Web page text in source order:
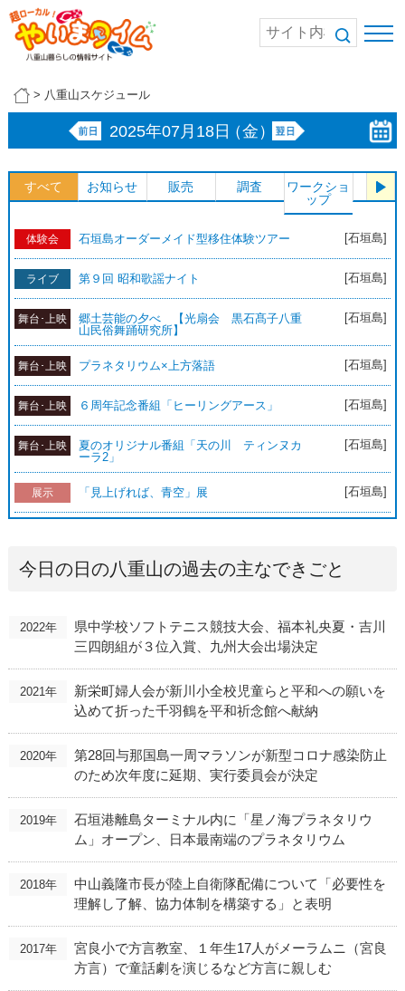
> 八重山スケジュール
2025年07月18日（金）
すべて お知らせ 販売 調査
ワークショ
ップ
体験
体験会 石垣島オーダーメイド型移住体験ツアー [石垣島]
ライブ 第９回 昭和歌謡ナイト [石垣島]
舞台･上映
郷土芸能の夕べ 【光扇会 黒石髙子八重
山民俗舞踊研究所】
[石垣島]
舞台･上映 プラネタリウム×上方落語 [石垣島]
舞台･上映 ６周年記念番組「ヒーリングアース」 [石垣島]
舞台･上映
夏のオリジナル番組「天の川 ティンヌカ
ーラ2」
[石垣島]
展示 「見上げれば、青空」展 [石垣島]
今日の日の八重山の過去の主なできごと
2022年
県中学校ソフトテニス競技大会、福本礼央夏・吉川
三四朗組が３位入賞、九州大会出場決定
2021年
新栄町婦人会が新川小全校児童らと平和への願いを
込めて折った千羽鶴を平和祈念館へ献納
2020年
第28回与那国島一周マラソンが新型コロナ感染防止
のため次年度に延期、実行委員会が決定
2019年
石垣港離島ターミナル内に「星ノ海プラネタリウ
ム」オープン、日本最南端のプラネタリウム
2018年
中山義隆市長が陸上自衛隊配備について「必要性を
理解し了解、協力体制を構築する」と表明
2017年
宮良小で方言教室、１年生17人がメーラムニ（宮良
方言）で童話劇を演じるなど方言に親しむ